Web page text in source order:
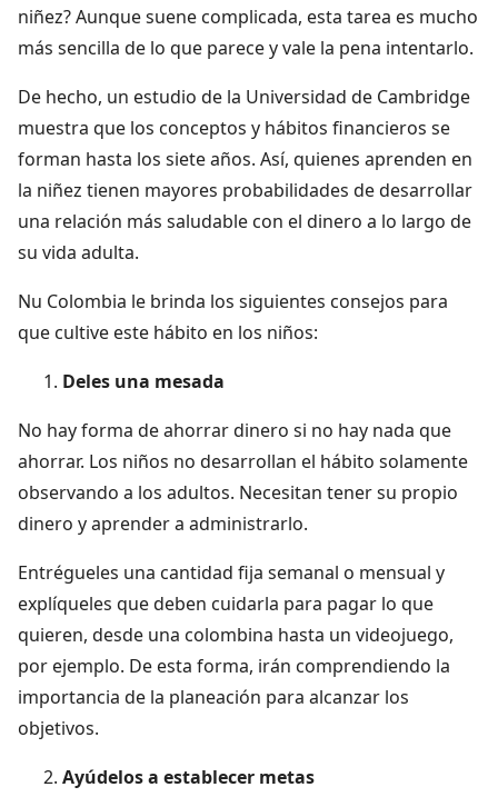
niñez? Aunque suene complicada, esta tarea es mucho
más sencilla de lo que parece y vale la pena intentarlo.
De hecho, un estudio de la Universidad de Cambridge
muestra que los conceptos y hábitos financieros se
forman hasta los siete años. Así, quienes aprenden en
la niñez tienen mayores probabilidades de desarrollar
una relación más saludable con el dinero a lo largo de
su vida adulta.
Nu Colombia le brinda los siguientes consejos para
que cultive este hábito en los niños:
Deles una mesada
No hay forma de ahorrar dinero si no hay nada que
ahorrar. Los niños no desarrollan el hábito solamente
observando a los adultos. Necesitan tener su propio
dinero y aprender a administrarlo.
Entrégueles una cantidad fija semanal o mensual y
explíqueles que deben cuidarla para pagar lo que
quieren, desde una colombina hasta un videojuego,
por ejemplo. De esta forma, irán comprendiendo la
importancia de la planeación para alcanzar los
objetivos.
Ayúdelos a establecer metas